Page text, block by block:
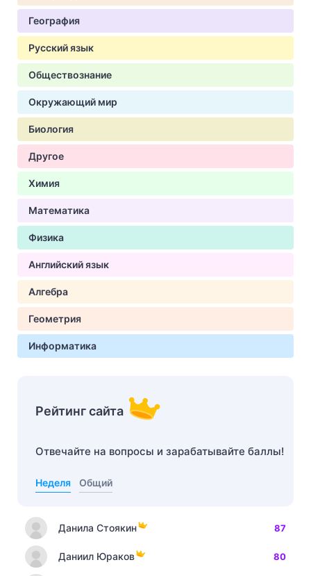
География
Русский язык
Обществознание
Окружающий мир
Биология
Другое
Химия
Математика
Физика
Английский язык
Алгебра
Геометрия
Информатика
Рейтинг сайта
Отвечайте на вопросы и зарабатывайте баллы!
Неделя Общий
Данила Стоякин 87
Даниил Юраков 80